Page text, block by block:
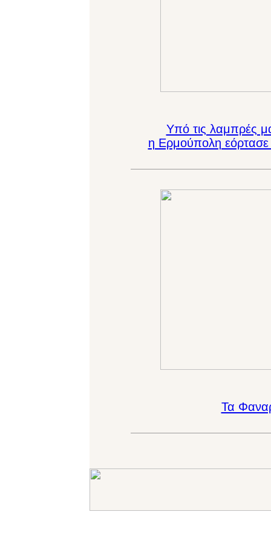
Υπό τις λαμπρές
η Ερμούπολη εόρτασε
Τα